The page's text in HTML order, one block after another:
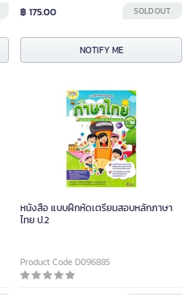
฿ 175.00 SOLD OUT
NOTIFY ME
หนังสือ แบบฝึกหัดเตรียมสอบหลักภาษา
ไทย ป.2
Product Code D096885